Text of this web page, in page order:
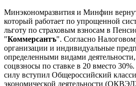
Минэкономразвития и Минфин
который работает по упрощенной
льготу по страховым взносам в
"Коммерсантъ". Согласно
организации и индивидуальные
определенными видами
соцвзносы по ставке в 20 вместо
силу вступил Общероссийский
экономической деятельности